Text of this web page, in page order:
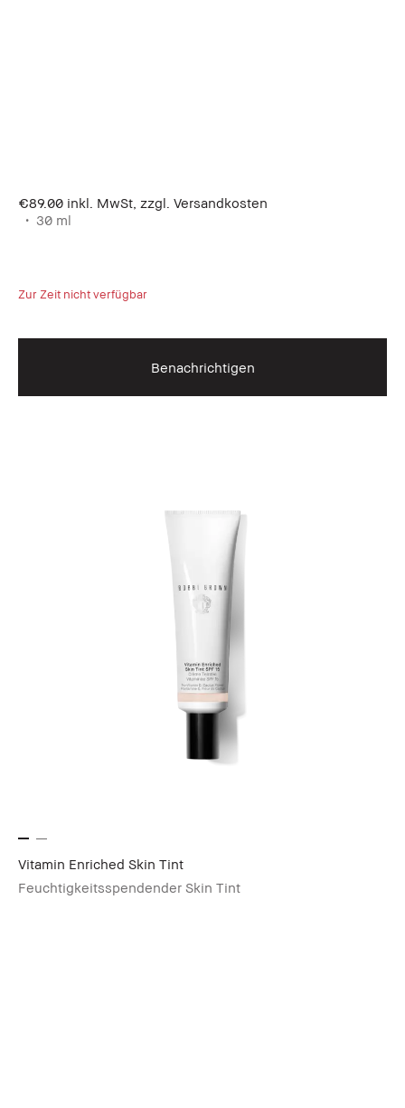
€89.00 inkl. MwSt, zzgl. Versandkosten
30 ml
Zur Zeit nicht verfügbar
Benachrichtigen
Vitamin Enriched Skin Tint
Feuchtigkeitsspendender Skin Tint